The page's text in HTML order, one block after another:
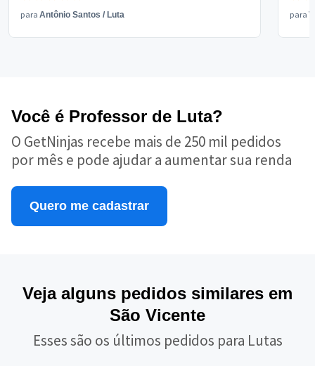
para Antônio Santos / Luta para
Você é Professor de Luta?
O GetNinjas recebe mais de 250 mil pedidos
por mês e pode ajudar a aumentar sua renda
Quero me cadastrar
Veja alguns pedidos similares em
São Vicente
Esses são os últimos pedidos para Lutas